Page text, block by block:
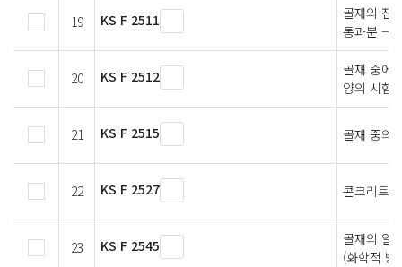
19 KS F 2511
골재의 잔
통과분 —
20 KS F 2512
골재 중에
양의 시험
21 KS F 2515 골재 중의
22 KS F 2527 콘크리트
23 KS F 2545
골재의 알
(화학적 방